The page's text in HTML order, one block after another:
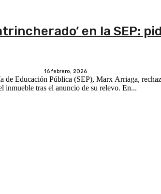
en la SEP:
16 febrero, 2026
de Educación Pública (SEP), Marx Arriaga,
dependencia, pese a permanecer más de 72 horas en el inmueble tras el anuncio de su relevo. En...